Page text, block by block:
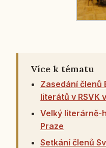
Více k tématu
Zasedání členů
literátů v RSVK
Velký literárně-
Praze
Setkání členů